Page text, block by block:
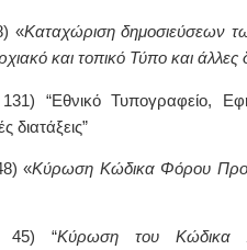
«Καταχώριση δημοσιεύσεων
και τοπικό Τύπο και άλλες
“Εθνικό Τυπογραφείο,
διατάξεις”
«Κύρωση Κώδικα Φόρου
45) “Κύρωση του Κώδικα